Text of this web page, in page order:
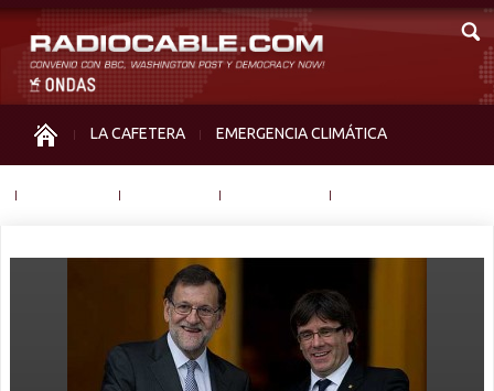
LA CAFETERA EMERGENCIA CLIMÁTICA